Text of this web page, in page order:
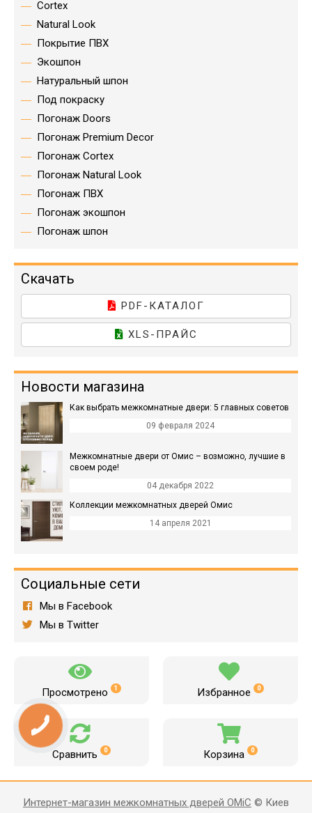
Cortex
Natural Look
Покрытие ПВХ
Экошпон
Натуральный шпон
Под покраску
Погонаж Doors
Погонаж Premium Decor
Погонаж Cortex
Погонаж Natural Look
Погонаж ПВХ
Погонаж экошпон
Погонаж шпон
Скачать
PDF-КАТАЛОГ
XLS-ПРАЙС
Новости магазина
Как выбрать межкомнатные двери: 5 главных советов
09 февраля 2024
Межкомнатные двери от Омис – возможно, лучшие в
своем роде!
04 декабря 2022
Коллекции межкомнатных дверей Омис
14 апреля 2021
Социальные сети
Мы в Facebook
Мы в Twitter
Просмотрено 1 Избранное 0
Сравнить 0 Корзина 0
Интернет-магазин межкомнатных дверей OMiC © Киев